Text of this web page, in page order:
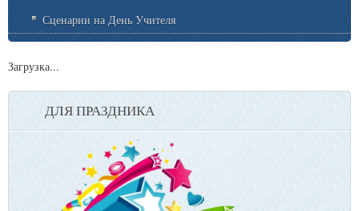
Сценарии на День Учителя
Загрузка...
ДЛЯ ПРАЗДНИКА